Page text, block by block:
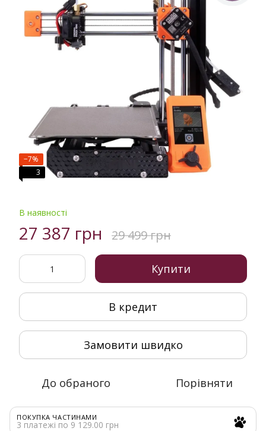
−7%
3
В наявності
27 387 грн 29 499 грн
Купити
В кредит
Замовити швидко
До обраного Порівняти
ПОКУПКА ЧАСТИНАМИ
3 платежі по 9 129.00 грн